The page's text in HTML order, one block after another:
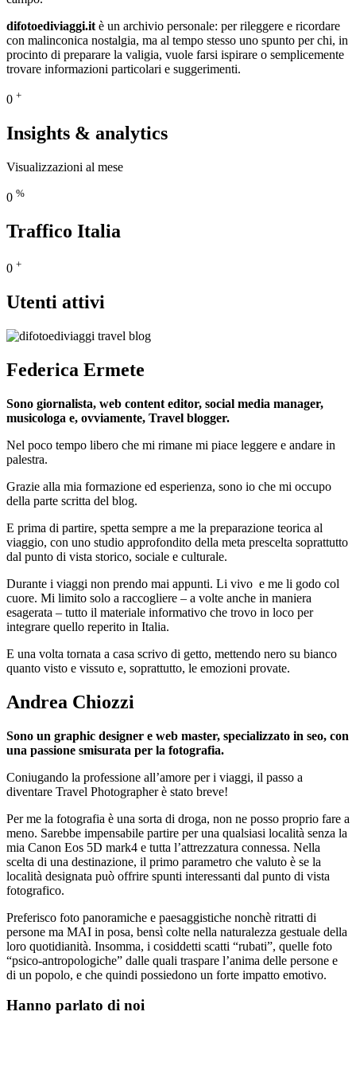
difotoediviaggi.it è un archivio personale: per rileggere e ricordare
con malinconica nostalgia, ma al tempo stesso uno spunto per chi, in
procinto di preparare la valigia, vuole farsi ispirare o semplicemente
trovare informazioni particolari e suggerimenti.
0 +
Insights & analytics
Visualizzazioni al mese
0 %
Traffico Italia
0 +
Utenti attivi
Federica Ermete
Sono giornalista, web content editor, social media manager,
musicologa e, ovviamente, Travel blogger.
Nel poco tempo libero che mi rimane mi piace leggere e andare in
palestra.
Grazie alla mia formazione ed esperienza, sono io che mi occupo
della parte scritta del blog.
E prima di partire, spetta sempre a me la preparazione teorica al
viaggio, con uno studio approfondito della meta prescelta soprattutto
dal punto di vista storico, sociale e culturale.
Durante i viaggi non prendo mai appunti. Li vivo e me li godo col
cuore. Mi limito solo a raccogliere – a volte anche in maniera
esagerata – tutto il materiale informativo che trovo in loco per
integrare quello reperito in Italia.
E una volta tornata a casa scrivo di getto, mettendo nero su bianco
quanto visto e vissuto e, soprattutto, le emozioni provate.
Andrea Chiozzi
Sono un graphic designer e web master, specializzato in seo, con
una passione smisurata per la fotografia.
Coniugando la professione all’amore per i viaggi, il passo a
diventare Travel Photographer è stato breve!
Per me la fotografia è una sorta di droga, non ne posso proprio fare a
meno. Sarebbe impensabile partire per una qualsiasi località senza la
mia Canon Eos 5D mark4 e tutta l’attrezzatura connessa. Nella
scelta di una destinazione, il primo parametro che valuto è se la
località designata può offrire spunti interessanti dal punto di vista
fotografico.
Preferisco foto panoramiche e paesaggistiche nonchè ritratti di
persone ma MAI in posa, bensì colte nella naturalezza gestuale della
loro quotidianità. Insomma, i cosiddetti scatti “rubati”, quelle foto
“psico-antropologiche” dalle quali traspare l’anima delle persone e
di un popolo, e che quindi possiedono un forte impatto emotivo.
Hanno parlato di noi​